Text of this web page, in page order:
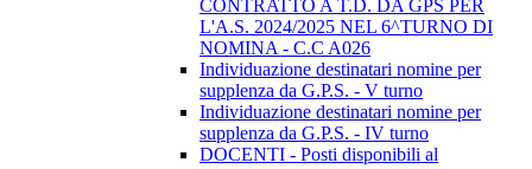
CONTRATTO A T.D. DA GPS PER
L'A.S. 2024/2025 NEL 6^TURNO DI
NOMINA - C.C A026
Individuazione destinatari nomine per
supplenza da G.P.S. - V turno
Individuazione destinatari nomine per
supplenza da G.P.S. - IV turno
DOCENTI - Posti disponibili al